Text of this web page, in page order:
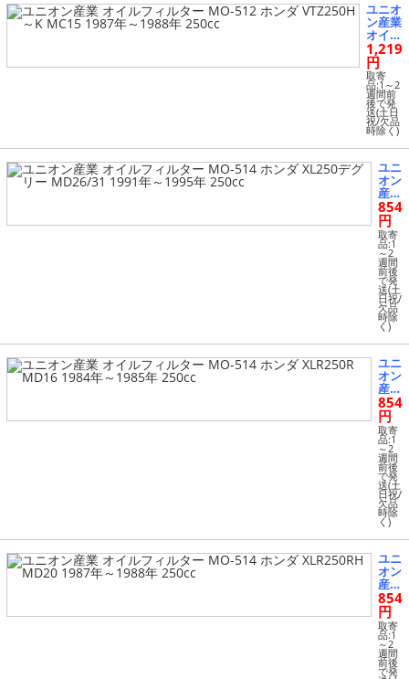
ユニオ
ン産業
オイル
フィル
ター
MO-51
2 ホン
ダ VTZ
250H
～K M
C15 19
87年～
1988
年 250
1,219
円
取寄
品:1～2
週間前
後で発
送(土日
祝/欠品
時除く)
ユニ
オン
産業
オイ
ルフ
ィル
ター
MO-
514
ホン
ダ X
L25
0デ
グリ
ー
MD
26/3
1 19
91年
～19
95年
250
cc
854
円
取寄
品:1
～2
週間
前後
で発
送(土
日祝/
欠品
時除
く)
ユニ
オン
産業
オイ
ルフ
ィル
ター
MO-
514
ホン
ダ X
LR2
50R
MD
16 1
984
年～
198
5年
250
cc
854
円
取寄
品:1
～2
週間
前後
で発
送(土
日祝/
欠品
時除
く)
ユニ
オン
産業
オイ
ルフ
ィル
ター
MO-
514
ホン
854
円
取寄
品:1
～2
週間
前後
で発